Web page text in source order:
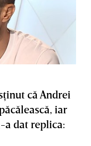
că Andrei
iar
dat replica: